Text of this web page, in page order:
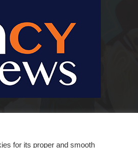
in cynews στην επικαιρότητα.
for its proper and smooth